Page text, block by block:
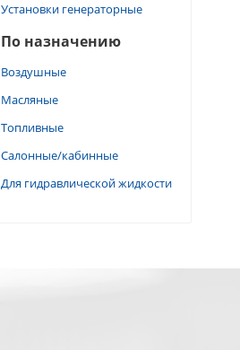
Установки генераторные
По назначению
Воздушные
Масляные
Топливные
Салонные/кабинные
Для гидравлической жидкости